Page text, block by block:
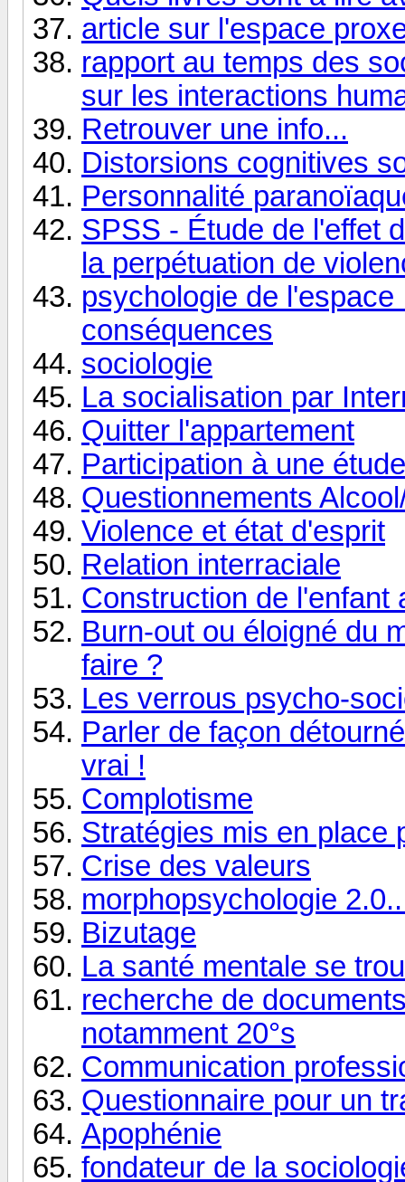
article sur l'espace
rapport au temps des
sur les interactions
Retrouver une info...
Distorsions cognitives
Personnalité
SPSS - Étude de l'effet
la perpétuation de
psychologie de
conséquences
sociologie
La socialisation par
Quitter l'appartement
Participation à une
Questionnements
Violence et état d'esprit
Relation interraciale
Construction de l'enfant
Burn-out ou éloigné du
faire ?
Les verrous psycho-
Parler de façon
vrai !
Complotisme
Stratégies mis en place
Crise des valeurs
morphopsychologie
Bizutage
La santé mentale se
recherche de
notamment 20°s
Communication
Questionnaire pour un
Apophénie
fondateur de la